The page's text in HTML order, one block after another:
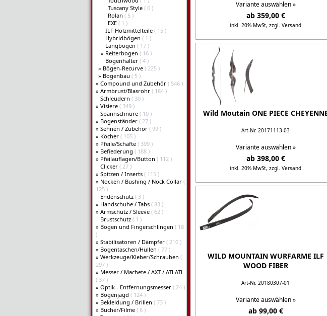
Tuscany Style ( 0 )
Rolan ( 5 )
EXE ( 1 )
ILF Holzmittelteile ( 15 )
Hybridbögen ( 1 )
Langbögen ( 17 )
» Reiterbogen ( 16 )
Bogenhalter ( 4 )
» Bögen-Recurve ( 225 )
» Bogenbau ( 5 )
» Compound und Zubehör ( 546 )
» Armbrust/Blasrohr ( 184 )
Schleudern ( 30 )
» Visiere ( 349 )
Spannschnüre ( 10 )
» Bogenständer ( 27 )
» Sehnen / Zubehör ( 99 )
» Köcher ( 105 )
» Pfeile/Schäfte ( 399 )
» Befiederung ( 188 )
» Pfeilauflagen/Button ( 112 )
Clicker ( 27 )
» Spitzen / Inserts ( 115 )
» Nocken / Bushing / Nock Collar (
125 )
Endenschutz ( 3 )
» Handschuhe / Tabs ( 83 )
» Armschutz / Sleeve ( 62 )
Brustschutz ( 1 )
» Bogen und Fingerschlingen ( 18
)
» Stabilisatoren / Dämpfer ( 210 )
» Bogentaschen/Hüllen ( 77 )
» Werkzeuge/Kleber/Schrauben (
297 )
» Messer / Machete / AXT / ATLATL
( 37 )
» Optik - Entfernungsmesser ( 24 )
» Bogenjagd ( 124 )
» Bekleidung / Brillen ( 73 )
» Bücher/Filme ( 6 )
Variante auswählen »
ab 359,00 €
inkl. 20% MwSt, zzgl. Versand
Details...
Wild Moutain ONE PIECE
Art-Nr. 20171113-03
Variante auswählen »
ab 398,00 €
inkl. 20% MwSt, zzgl. Versand
Details...
WILD MOUNTAIN WURFARME ILF
WOOD FIBER
Art-Nr. 20180307-01
Variante auswählen »
ab 99,00 €